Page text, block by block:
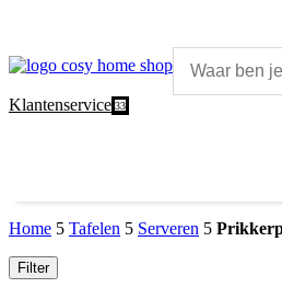
Klantenservice 3
Home 5 Tafelen 5 Serveren 5
Filter